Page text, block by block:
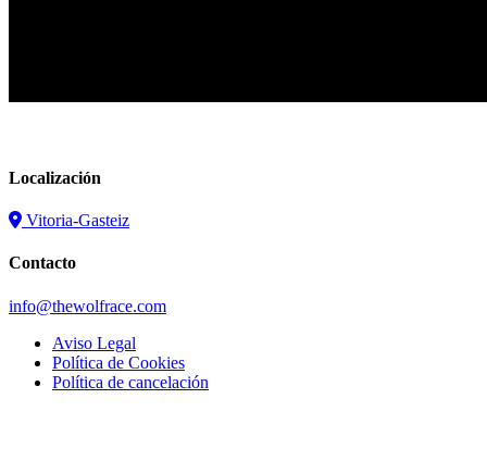
Localización
Vitoria-Gasteiz
Contacto
info@thewolfrace.com
Aviso Legal
Política de Cookies
Política de cancelación